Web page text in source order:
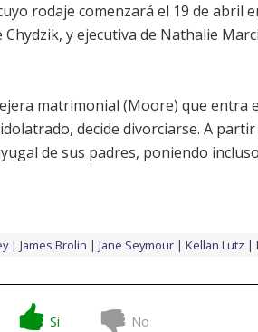
rodaje comenzará el 19 de abril
y ejecutiva de Nathalie
matrimonial (Moore) que entra
decide divorciarse. A
de sus padres, poniendo
James Brolin Jane Seymour Kellan Lutz
Si No